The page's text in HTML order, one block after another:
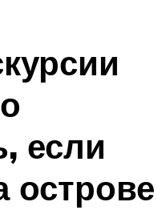
если
острове